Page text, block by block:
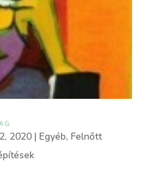
2020| Egyéb, Felnőtt